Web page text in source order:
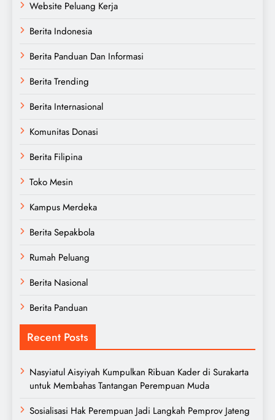
Website Peluang Kerja
Berita Indonesia
Berita Panduan Dan Informasi
Berita Trending
Berita Internasional
Komunitas Donasi
Berita Filipina
Toko Mesin
Kampus Merdeka
Berita Sepakbola
Rumah Peluang
Berita Nasional
Berita Panduan
Recent Posts
Nasyiatul Aisyiyah Kumpulkan Ribuan Kader di Surakarta
untuk Membahas Tantangan Perempuan Muda
Sosialisasi Hak Perempuan Jadi Langkah Pemprov Jateng